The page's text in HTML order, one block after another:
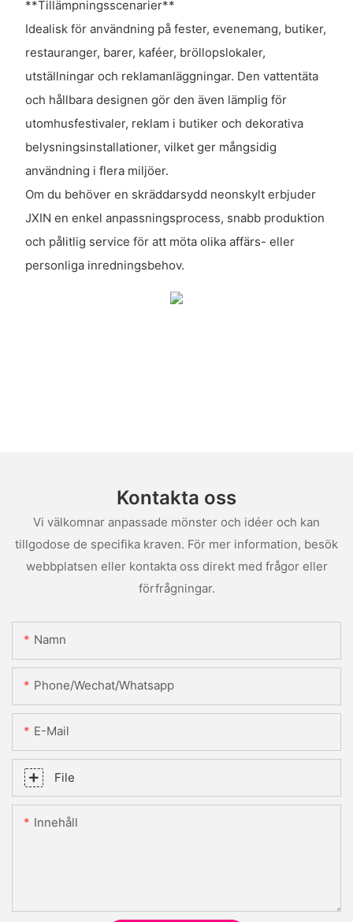
**Tillämpningsscenarier**
Idealisk för användning på fester, evenemang, butiker,
restauranger, barer, kaféer, bröllopslokaler,
utställningar och reklamanläggningar. Den vattentäta
och hållbara designen gör den även lämplig för
utomhusfestivaler, reklam i butiker och dekorativa
belysningsinstallationer, vilket ger mångsidig
användning i flera miljöer.
Om du behöver en skräddarsydd neonskylt erbjuder
JXIN en enkel anpassningsprocess, snabb produktion
och pålitlig service för att möta olika affärs- eller
personliga inredningsbehov.
Kontakta oss
Vi välkomnar anpassade mönster och idéer och kan
tillgodose de specifika kraven. För mer information, besök
webbplatsen eller kontakta oss direkt med frågor eller
förfrågningar.
Namn
Phone/Wechat/Whatsapp
E-Mail
File
Innehåll